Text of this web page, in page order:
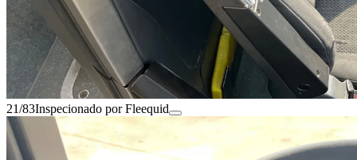
21/83Inspecionado por Fleequid